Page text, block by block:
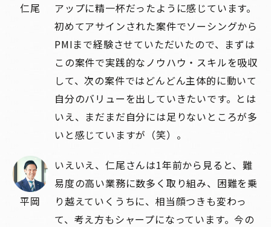
仁尾
アップに精一杯だったように感じています。
初めてアサインされた案件でソーシングから
PMIまで経験させていただいたので、まずは
この案件で実践的なノウハウ・スキルを吸収
して、次の案件ではどんどん主体的に動いて
自分のバリューを出していきたいです。とは
いえ、まだまだ自分には足りないところが多
いと感じていますが（笑）。
平岡
いえいえ、仁尾さんは1年前から見ると、難
易度の高い業務に数多く取り組み、困難を乗
り越えていくうちに、相当顔つきも変わっ
て、考え方もシャープになっています。今の